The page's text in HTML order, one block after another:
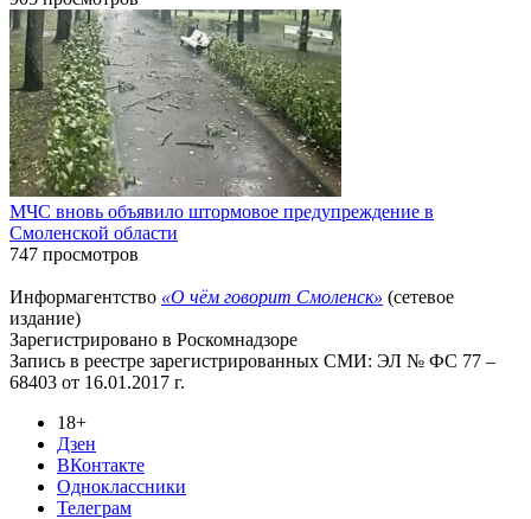
МЧС вновь объявило штормовое предупреждение в
Смоленской области
747 просмотров
Информагентство «О чём говорит Смоленск» (сетевое
издание)
Зарегистрировано в Роскомнадзоре
Запись в реестре зарегистрированных СМИ: ЭЛ № ФС 77 –
68403 от 16.01.2017 г.
18+
Дзен
ВКонтакте
Одноклассники
Телеграм